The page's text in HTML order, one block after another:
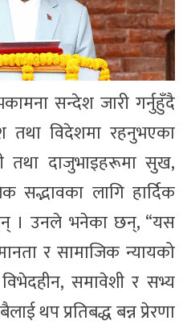
सन्देश जारी गर्नुहुँदै
तथा विदेशमा रहनुभएका
तथा दाजुभाइहरूमा सुख,
सद्भावका लागि हार्दिक
। उनले भनेका छन्, “यस
र सामाजिक न्यायको
विभेदहीन, समावेशी र सभ्य
थप प्रतिबद्ध बन्न प्रेरणा